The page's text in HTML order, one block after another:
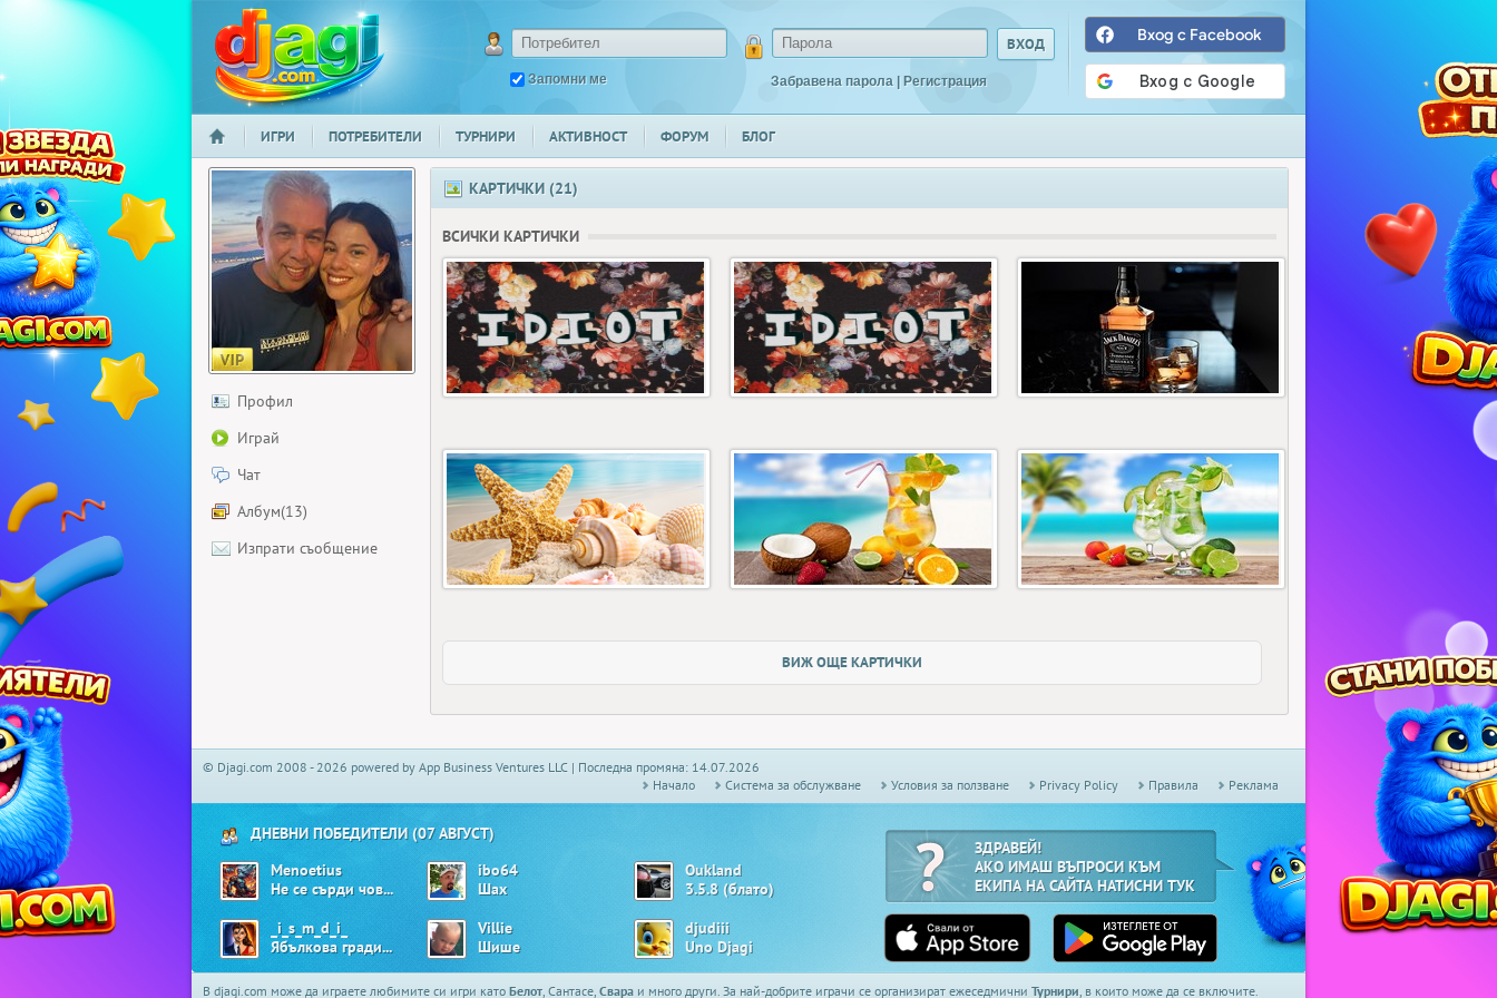
djagi.com
Запомни ме Забравена парола | Регистрация
Вход с Facebook
НАЧАЛО
ИГРИ ПОТРЕБИТЕЛИ ТУРНИРИ АКТИВНОСТ ФОРУМ БЛОГ
Профил
Играй
Чат
Албум(13)
Изпрати съобщение
КАРТИЧКИ (21)
ВСИЧКИ КАРТИЧКИ
ВИЖ ОЩЕ КАРТИЧКИ
© Djagi.com 2008 - 2026 powered by App Business Ventures LLC | Последна промяна: 14.07.2026
Начало
Системa за обслужване Условия за ползване Privacy Policy Правила Реклама
ДНЕВНИ ПОБЕДИТЕЛИ (07 АВГУСТ)
Menoetius
Не се сърди човече
ibo64
Шах
Oukland
3.5.8 (блато)
_i_s_m_d_i_
Ябълкова градина
Villie
Шише
djudiii
Uno Djagi
ЗДРАВЕЙ!
АКО ИМАШ ВЪПРОСИ КЪМ
ЕКИПА НА САЙТА НАТИСНИ ТУК
В djagi.com може да играете любимите си игри като Белот, Сантасе, Свара и много други. За най-добрите играчи се организират ежеседмични Турнири, в които може да се включите.